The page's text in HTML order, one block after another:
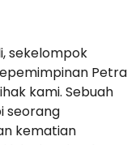
sekelompok
Petra
kami. Sebuah
seorang
kematian